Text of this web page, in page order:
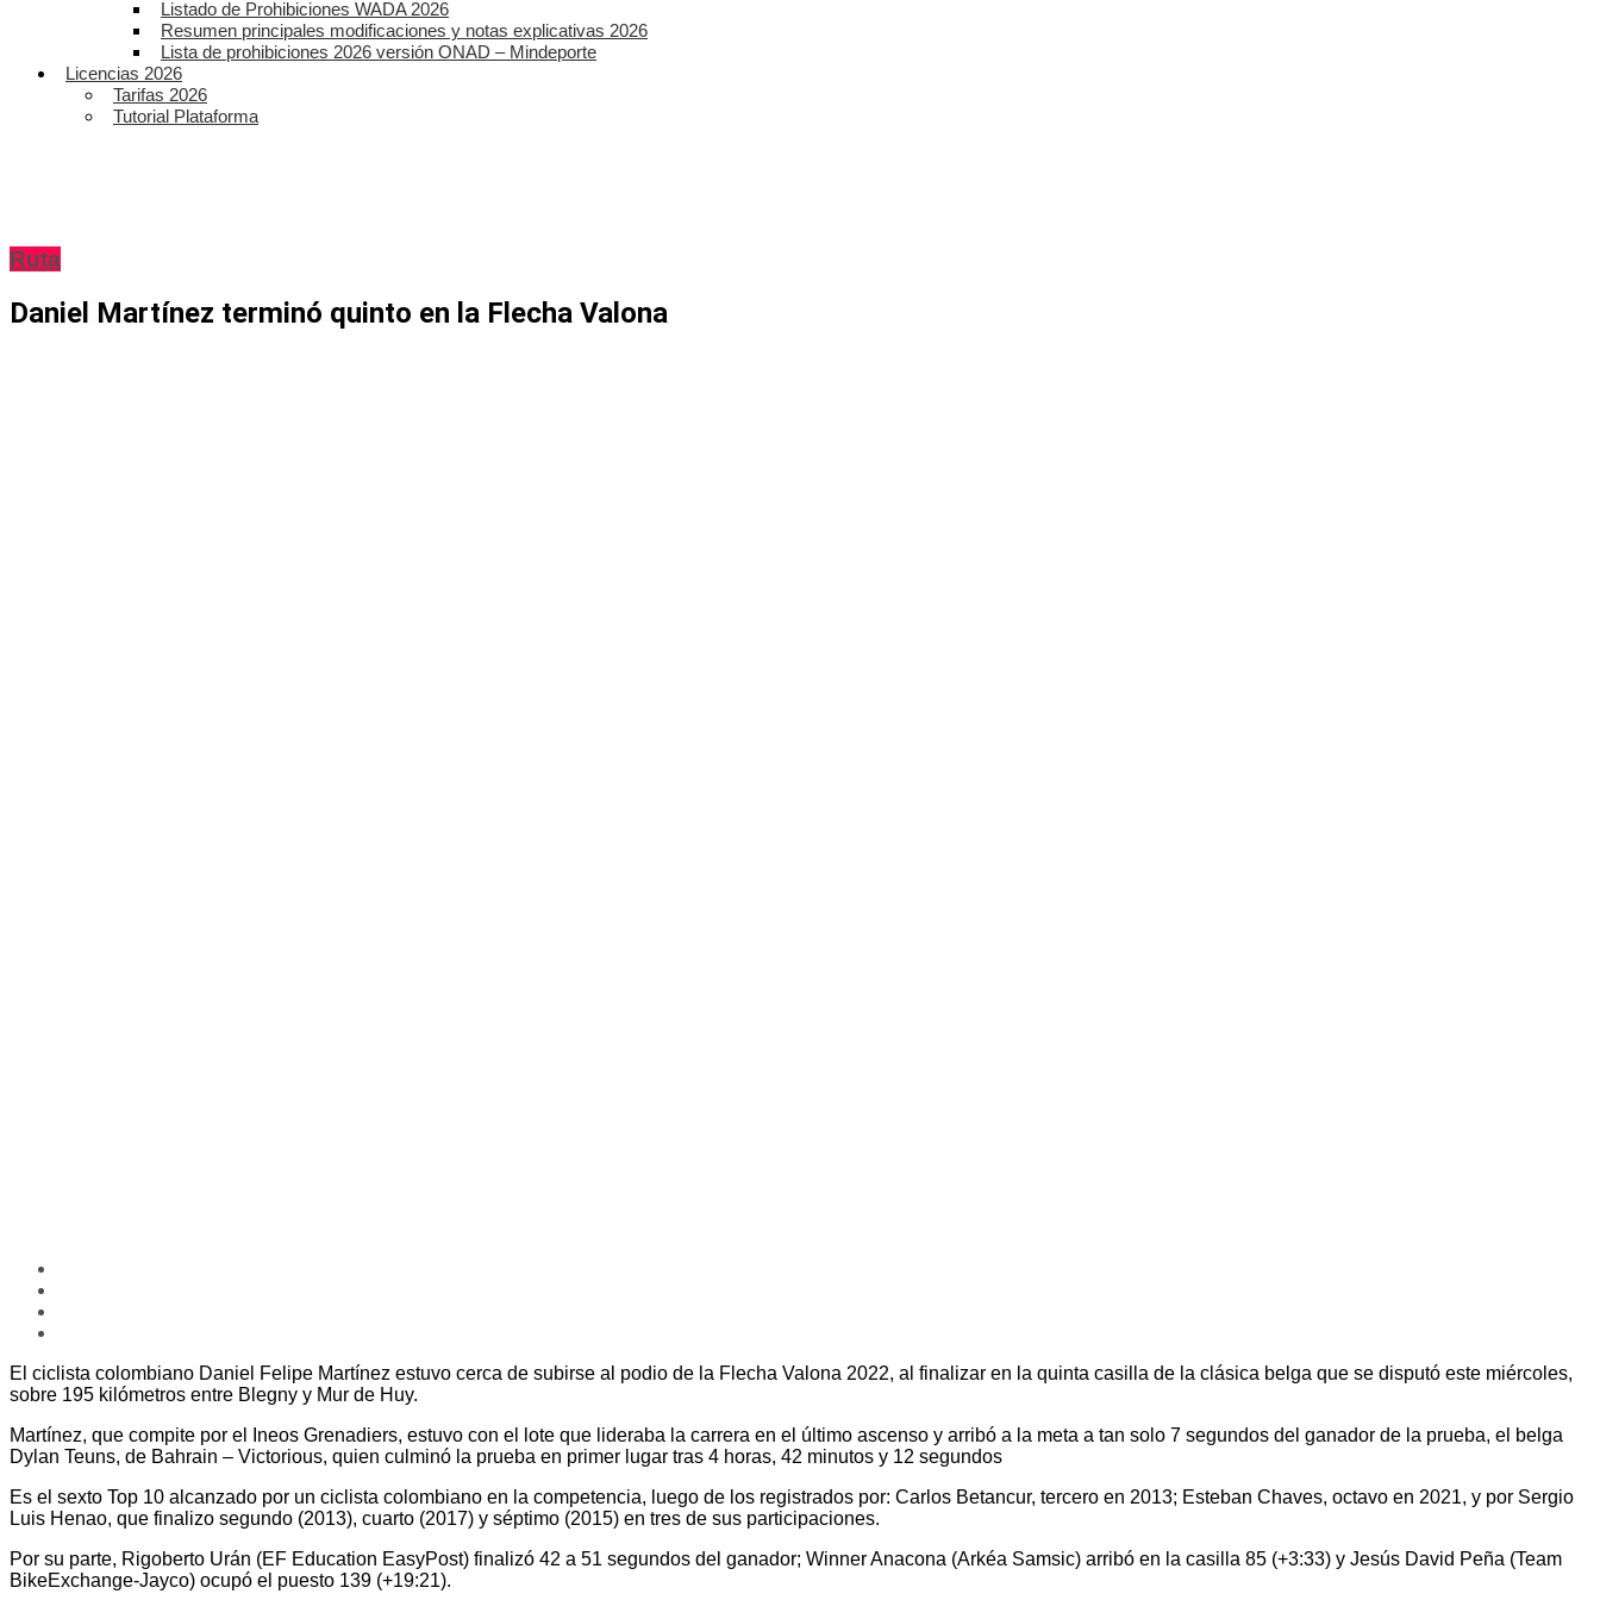
Listado de Prohibiciones WADA 2026
Resumen principales modificaciones y notas explicativas 2026
Lista de prohibiciones 2026 versión ONAD – Mindeporte
Licencias 2026
Tarifas 2026
Tutorial Plataforma
Ruta
Daniel Martínez terminó quinto en la Flecha Valona
El ciclista colombiano Daniel Felipe Martínez estuvo cerca de subirse al podio de la Flecha Valona 2022, al finalizar en la quinta casilla de la clásica belga que se disputó este miércoles,
sobre 195 kilómetros entre Blegny y Mur de Huy.
Martínez, que compite por el Ineos Grenadiers, estuvo con el lote que lideraba la carrera en el último ascenso y arribó a la meta a tan solo 7 segundos del ganador de la prueba, el belga
Dylan Teuns, de Bahrain – Victorious, quien culminó la prueba en primer lugar tras 4 horas, 42 minutos y 12 segundos
Es el sexto Top 10 alcanzado por un ciclista colombiano en la competencia, luego de los registrados por: Carlos Betancur, tercero en 2013; Esteban Chaves, octavo en 2021, y por Sergio
Luis Henao, que finalizo segundo (2013), cuarto (2017) y séptimo (2015) en tres de sus participaciones.
Por su parte, Rigoberto Urán (EF Education EasyPost) finalizó 42 a 51 segundos del ganador; Winner Anacona (Arkéa Samsic) arribó en la casilla 85 (+3:33) y Jesús David Peña (Team
BikeExchange-Jayco) ocupó el puesto 139 (+19:21).